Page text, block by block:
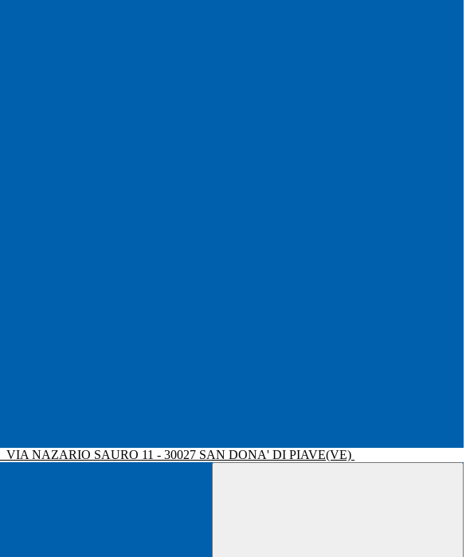
VIA NAZARIO SAURO 11 - 30027 SAN DONA' DI PIAVE(VE)